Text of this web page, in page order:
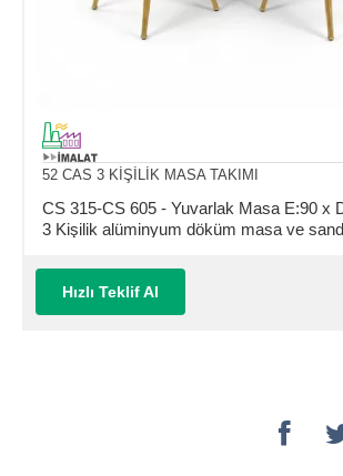
52 CAS 3 KİŞİLİK MASA TAKIMI
CS 315-CS 605 - Yuvarlak Masa E:90 x
3 Kişilik alüminyum döküm masa ve
Hızlı Teklif Al